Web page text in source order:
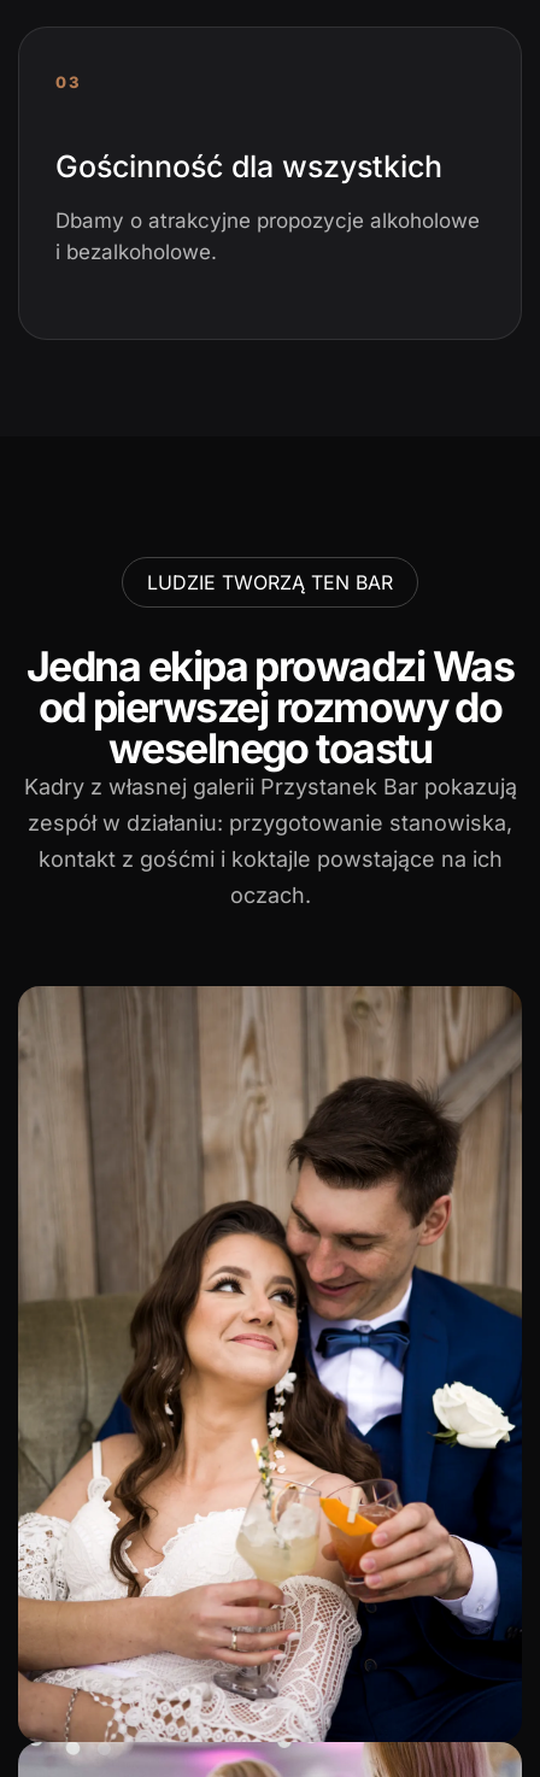
03
Gościnność dla wszystkich
Dbamy o atrakcyjne propozycje alkoholowe
i bezalkoholowe.
LUDZIE TWORZĄ TEN BAR
Jedna ekipa prowadzi Was
od pierwszej rozmowy do
weselnego toastu
Kadry z własnej galerii Przystanek Bar pokazują
zespół w działaniu: przygotowanie stanowiska,
kontakt z gośćmi i koktajle powstające na ich
oczach.